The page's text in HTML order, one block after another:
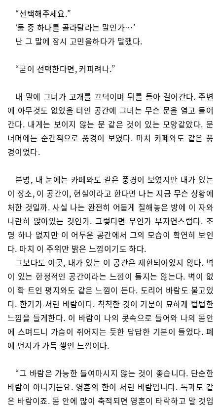
“선택해주세요.”
‘둘 중 하나를 골라달라는 말인가…’
난 그 말에 잠시 고민을하다가 말했다.
“굳이 선택한다면, 커피려나.”
내 말에 그녀가 고개를 끄덕이며 뒤를 돌아 걸어간다. 주변
에 아무것도 없었을 터인 공간에 그녀는 무슨 문을 열고 들어
간다. 내게는 보이지 않는 문 같은 것이 있는 모양같았다. 문
너머에는 순간적으로 풍경이 보였다. 마치 카페와도 같은 풍
경이었다.
분명, 내 눈에는 카페와도 같은 풍경이 보였지만 내가 있는
이 장소, 이 공간이, 현실이라고 한다면 나는 지금 무슨 상황에
처한 것일까. 사실 나는 완전히 어둡게 칠해놓은 방에 이 자와
나란히 앉아있는 것인가. 그렇다면 무언가 부자연스럽다. 조
명 하나 없지만 이 어두운 공간에서 그의 모습이 확연히 보인
다. 마치 이 주위만 밝은 느낌이기도 하다.
그보다도 이곳, 내가 있는 이 공간은 제한되어있지 않다. 벽
이 있는 한정적인 공간이라는 느낌이 들지는 않는다. 벽이 없
이 확 트인 평지와도 같은 느낌이 든다. 도리어 바람도 불고있
다. 한기가 서린 바람이다. 칙칙한 것이 기분이 묘하게 텁텁한
느낌을 들게한다. 이 바람이 나의 콧속으로 들어와 나의 몸안
에 스며드니 가슴이 쥐어지는 듯한 답답한 기분이 들었다. 폐
에 먼지가 가득 쌓인 느낌이다.
“그 바람은 가능한 들여마시지 않는 것이 좋습니다. 단순한
바람이 아니거든요. 영혼의 한이 서린 바람입니다. 독과도 같
은 바람이죠. 몸 안에 많이 축적되면 영혼이 타락하고 말 것입